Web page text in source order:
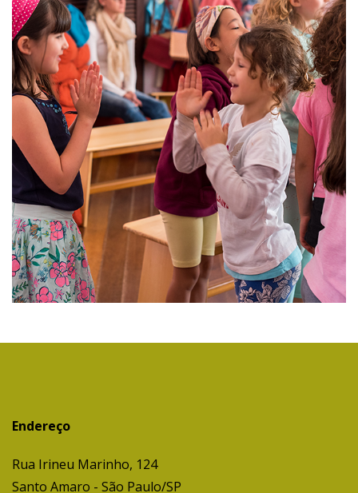
Endereço
Rua Irineu Marinho, 124
Santo Amaro - São Paulo/SP